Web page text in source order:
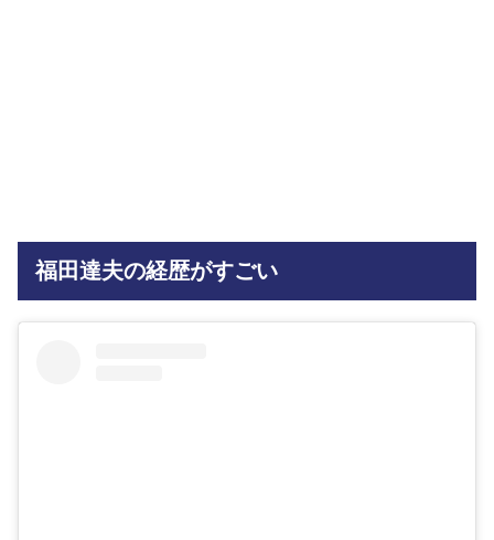
福田達夫の経歴がすごい